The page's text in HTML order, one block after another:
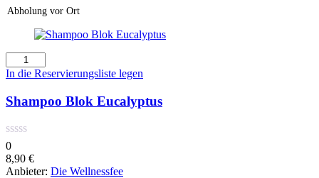
Abholung vor Ort
Shampoo
Blok
Menge
In die Reservierungsliste legen
Shampoo Blok Eucalyptus
0
8,90 €
Anbieter: Die Wellnessfee